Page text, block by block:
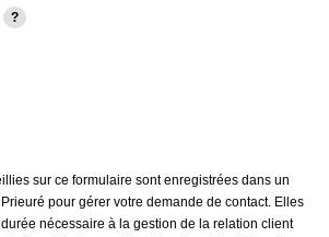
sur ce formulaire sont enregistrées dans un
pour gérer votre demande de contact. Elles
nécessaire à la gestion de la relation client